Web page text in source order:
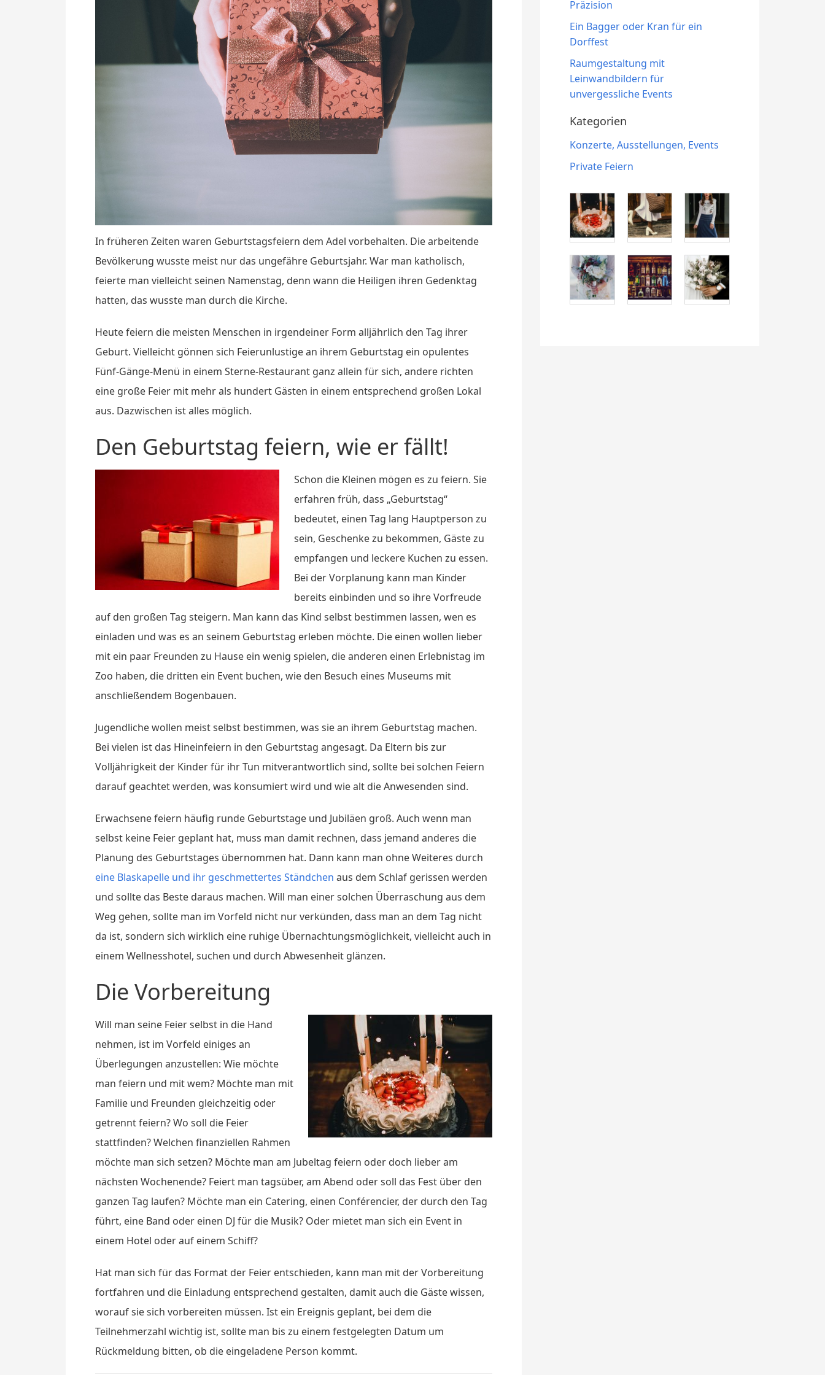
In früheren Zeiten waren Geburtstagsfeiern dem Adel vorbehalten. Die arbeitende
Bevölkerung wusste meist nur das ungefähre Geburtsjahr. War man katholisch,
feierte man vielleicht seinen Namenstag, denn wann die Heiligen ihren Gedenktag
hatten, das wusste man durch die Kirche.
Heute feiern die meisten Menschen in irgendeiner Form alljährlich den Tag ihrer
Geburt. Vielleicht gönnen sich Feierunlustige an ihrem Geburtstag ein opulentes
Fünf-Gänge-Menü in einem Sterne-Restaurant ganz allein für sich, andere richten
eine große Feier mit mehr als hundert Gästen in einem entsprechend großen Lokal
aus. Dazwischen ist alles möglich.
Den Geburtstag feiern, wie er fällt!
Schon die Kleinen mögen es zu feiern. Sie
erfahren früh, dass „Geburtstag“
bedeutet, einen Tag lang Hauptperson zu
sein, Geschenke zu bekommen, Gäste zu
empfangen und leckere Kuchen zu essen.
Bei der Vorplanung kann man Kinder
bereits einbinden und so ihre Vorfreude
auf den großen Tag steigern. Man kann das Kind selbst bestimmen lassen, wen es
einladen und was es an seinem Geburtstag erleben möchte. Die einen wollen lieber
mit ein paar Freunden zu Hause ein wenig spielen, die anderen einen Erlebnistag im
Zoo haben, die dritten ein Event buchen, wie den Besuch eines Museums mit
anschließendem Bogenbauen.
Jugendliche wollen meist selbst bestimmen, was sie an ihrem Geburtstag machen.
Bei vielen ist das Hineinfeiern in den Geburtstag angesagt. Da Eltern bis zur
Volljährigkeit der Kinder für ihr Tun mitverantwortlich sind, sollte bei solchen Feiern
darauf geachtet werden, was konsumiert wird und wie alt die Anwesenden sind.
Erwachsene feiern häufig runde Geburtstage und Jubiläen groß. Auch wenn man
selbst keine Feier geplant hat, muss man damit rechnen, dass jemand anderes die
Planung des Geburtstages übernommen hat. Dann kann man ohne Weiteres durch
eine Blaskapelle und ihr geschmettertes Ständchen aus dem Schlaf gerissen werden
und sollte das Beste daraus machen. Will man einer solchen Überraschung aus dem
Weg gehen, sollte man im Vorfeld nicht nur verkünden, dass man an dem Tag nicht
da ist, sondern sich wirklich eine ruhige Übernachtungsmöglichkeit, vielleicht auch in
einem Wellnesshotel, suchen und durch Abwesenheit glänzen.
Die Vorbereitung
Will man seine Feier selbst in die Hand
nehmen, ist im Vorfeld einiges an
Überlegungen anzustellen: Wie möchte
man feiern und mit wem? Möchte man mit
Familie und Freunden gleichzeitig oder
getrennt feiern? Wo soll die Feier
stattfinden? Welchen finanziellen Rahmen
möchte man sich setzen? Möchte man am Jubeltag feiern oder doch lieber am
nächsten Wochenende? Feiert man tagsüber, am Abend oder soll das Fest über den
ganzen Tag laufen? Möchte man ein Catering, einen Con­fé­ren­ci­er, der durch den Tag
führt, eine Band oder einen DJ für die Musik? Oder mietet man sich ein Event in
einem Hotel oder auf einem Schiff?
Hat man sich für das Format der Feier entschieden, kann man mit der Vorbereitung
fortfahren und die Einladung entsprechend gestalten, damit auch die Gäste wissen,
worauf sie sich vorbereiten müssen. Ist ein Ereignis geplant, bei dem die
Teilnehmerzahl wichtig ist, sollte man bis zu einem festgelegten Datum um
Rückmeldung bitten, ob die eingeladene Person kommt.
Präzision
Ein Bagger oder Kran für ein
Dorffest
Raumgestaltung mit
Leinwandbildern für
unvergessliche Events
Kategorien
Konzerte, Ausstellungen, Events
Private Feiern